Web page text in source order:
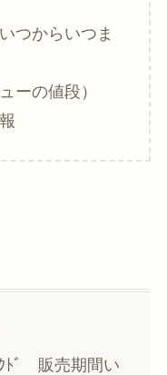
つからいつま
ーの値段）
ﾄﾞ 販売期間い